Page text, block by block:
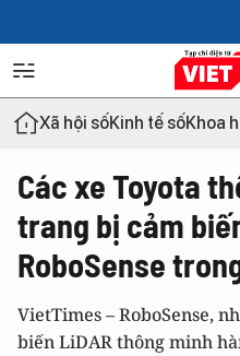
Xã hội sốKinh tế sốKhoa
Các xe Toyota
trang bị cảm
RoboSense
VietTimes – RoboSense,
biến LiDAR thông minh